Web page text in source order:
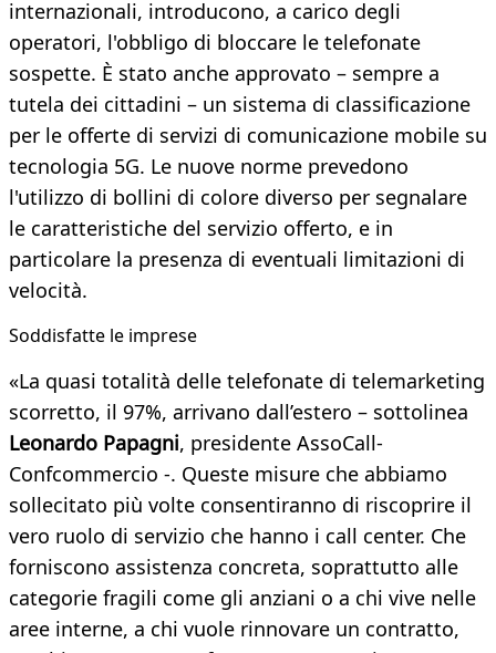
internazionali, introducono, a carico degli
operatori, l'obbligo di bloccare le telefonate
sospette. È stato anche approvato – sempre a
tutela dei cittadini – un sistema di classificazione
per le offerte di servizi di comunicazione mobile su
tecnologia 5G. Le nuove norme prevedono
l'utilizzo di bollini di colore diverso per segnalare
le caratteristiche del servizio offerto, e in
particolare la presenza di eventuali limitazioni di
velocità.
​Soddisfatte le imprese
«La quasi totalità delle telefonate di telemarketing
scorretto, il 97%, arrivano dall’estero – sottolinea
Leonardo Papagni, presidente AssoCall-
Confcommercio -. Queste misure che abbiamo
sollecitato più volte consentiranno di riscoprire il
vero ruolo di servizio che hanno i call center. Che
forniscono assistenza concreta, soprattutto alle
categorie fragili come gli anziani o a chi vive nelle
aree interne, a chi vuole rinnovare un contratto,